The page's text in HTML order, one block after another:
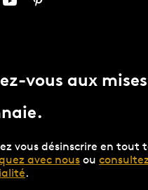
vous aux
vous désinscrire en tout
avec nous ou
.